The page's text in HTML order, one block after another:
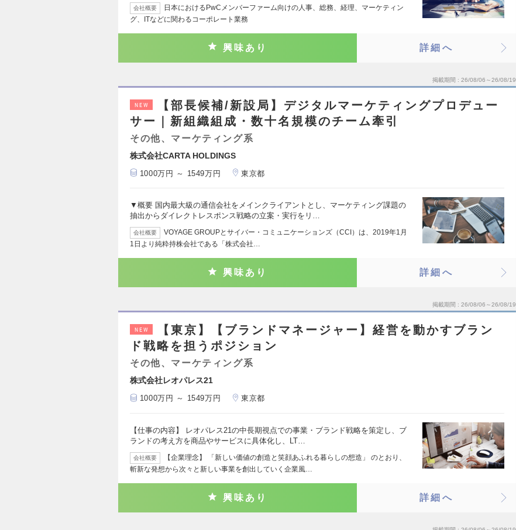
会社概要
日本におけるPwCメンバーファーム向けの人事、総務、経理、マーケティン
グ、ITなどに関わるコーポレート業務
興味あり 詳細へ
掲載期間 26/08/06～26/08/19
NEW
【部長候補/新設局】デジタルマーケティングプロデュー
サー｜新組織組成・数十名規模のチーム牽引
その他、マーケティング系
株式会社CARTA HOLDINGS
1000万円 ～ 1549万円 東京都
▼概要 国内最大級の通信会社をメインクライアントとし、マーケティング課題の
抽出からダイレクトレスポンス戦略の立案・実行をリ…
会社概要
VOYAGE GROUPとサイバー・コミュニケーションズ（CCI）は、2019年1月
1日より純粋持株会社である「株式会社…
興味あり 詳細へ
掲載期間 26/08/06～26/08/19
NEW
【東京】【ブランドマネージャー】経営を動かすブラン
ド戦略を担うポジション
その他、マーケティング系
株式会社レオパレス21
1000万円 ～ 1549万円 東京都
【仕事の内容】 レオパレス21の中長期視点での事業・ブランド戦略を策定し、ブ
ランドの考え方を商品やサービスに具体化し、LT…
会社概要
【企業理念】 「新しい価値の創造と笑顔あふれる暮らしの想造」 のとおり、
斬新な発想から次々と新しい事業を創出していく企業風…
興味あり 詳細へ